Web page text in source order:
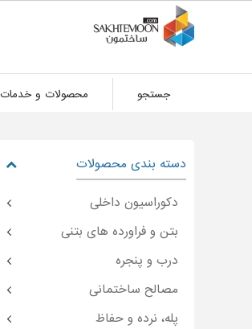
جستجو محصولات و خدمات
دسته بندی محصولات
دکوراسیون داخلی
بتن و فراورده های بتنی
درب و پنجره
مصالح ساختمانی
پله، نرده و حفاظ